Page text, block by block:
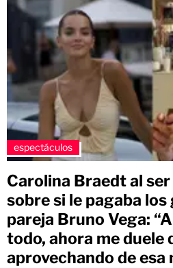
espectáculos
Carolina Braedt al
sobre si le pagaba los
pareja Bruno Vega:
todo, ahora me duele
aprovechando de esa